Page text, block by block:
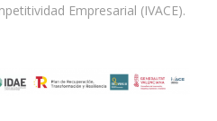
Empresarial (IVACE).